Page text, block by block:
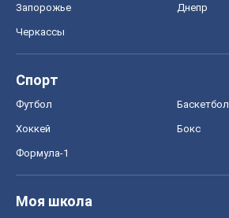
Запорожье Днепр
Черкассы
Спорт
Футбол Баскетбол
Хоккей Бокс
Формула-1
Моя школа